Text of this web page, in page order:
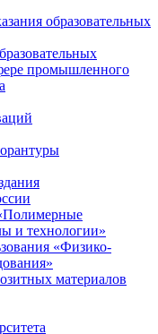
образовательных
промышленного
и технологии»
«Физико-
материалов